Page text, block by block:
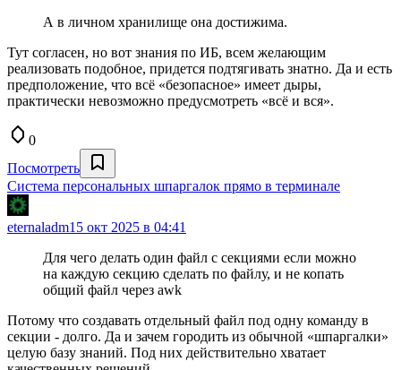
А в личном хранилище она достижима.
Тут согласен, но вот знания по ИБ, всем желающим
реализовать подобное, придется подтягивать знатно. Да и есть
предположение, что всё «безопасное» имеет дыры,
практически невозможно предусмотреть «всё и вся».
0
Посмотреть
Система персональных шпаргалок прямо в терминале
eternaladm15 окт 2025 в 04:41
Для чего делать один файл с секциями если можно
на каждую секцию сделать по файлу, и не копать
общий файл через awk
Потому что создавать отдельный файл под одну команду в
секции - долго. Да и зачем городить из обычной «шпаргалки»
целую базу знаний. Под них действительно хватает